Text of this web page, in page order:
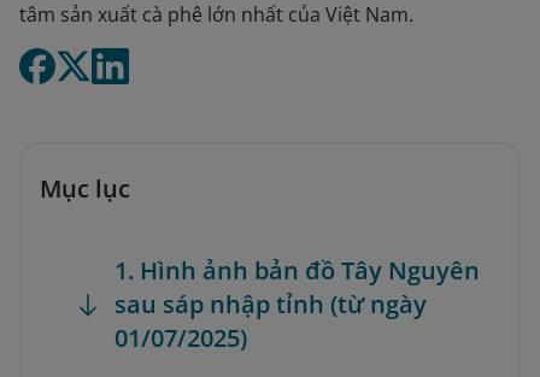
tâm sản xuất cà phê lớn nhất của Việt Nam.
Mục lục
1. Hình ảnh bản đồ Tây Nguyên
sau sáp nhập tỉnh (từ ngày
01/07/2025)